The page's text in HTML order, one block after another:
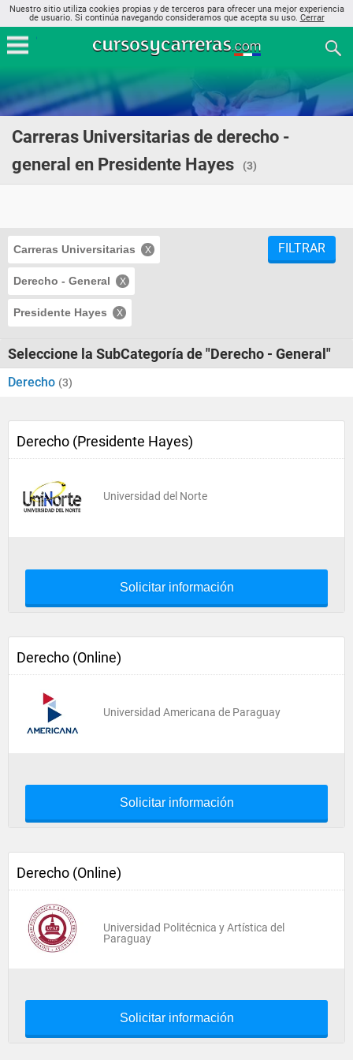
Nuestro sitio utiliza cookies propias y de terceros para ofrecer una mejor experiencia
de usuario. Si continúa navegando consideramos que acepta su uso. Cerrar
Carreras Universitarias de derecho -
general en Presidente Hayes
(3)
Carreras Universitarias
Derecho - General
Presidente Hayes
FILTRAR
Seleccione la SubCategoría de "Derecho - General"
Derecho (3)
Derecho (Presidente Hayes)
Universidad del Norte
Solicitar información
Derecho (Online)
Universidad Americana de Paraguay
Solicitar información
Derecho (Online)
Universidad Politécnica y Artística del
Paraguay
Solicitar información